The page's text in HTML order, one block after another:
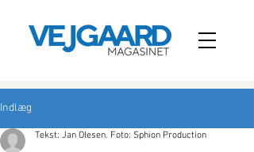
Indlæg
Tekst: Jan Olesen. Foto: Sphion Production